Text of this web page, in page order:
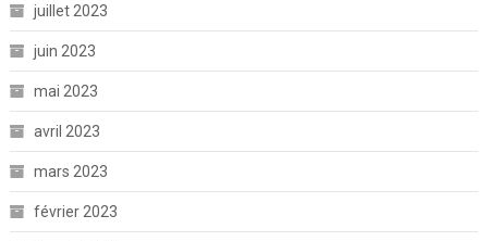
juillet 2023
juin 2023
mai 2023
avril 2023
mars 2023
février 2023